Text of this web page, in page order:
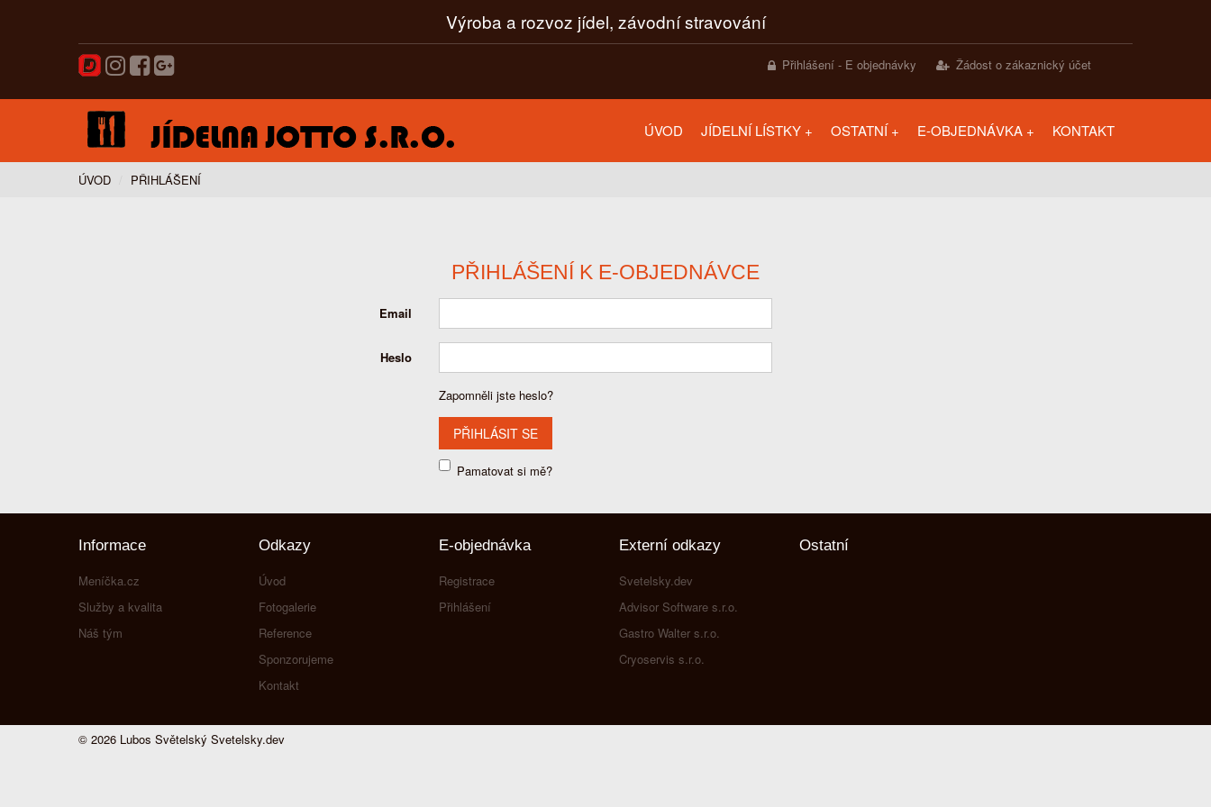
Výroba a rozvoz jídel, závodní stravování
Přihlášení - E objednávky Žádost o zákaznický účet
ÚVOD JÍDELNÍ LÍSTKY OSTATNÍ E-OBJEDNÁVKA KONTAKT
ÚVOD PŘIHLÁŠENÍ
PŘIHLÁŠENÍ K E-OBJEDNÁVCE
Email
Heslo
Zapomněli jste heslo?
Pamatovat si mě?
Informace
Meníčka.cz
Služby a kvalita
Náš tým
Odkazy
Úvod
Fotogalerie
Reference
Sponzorujeme
Kontakt
E-objednávka
Registrace
Přihlášení
Externí odkazy
Svetelsky.dev
Advisor Software s.r.o.
Gastro Walter s.r.o.
Cryoservis s.r.o.
Ostatní
© 2026 Lubos Světelský Svetelsky.dev